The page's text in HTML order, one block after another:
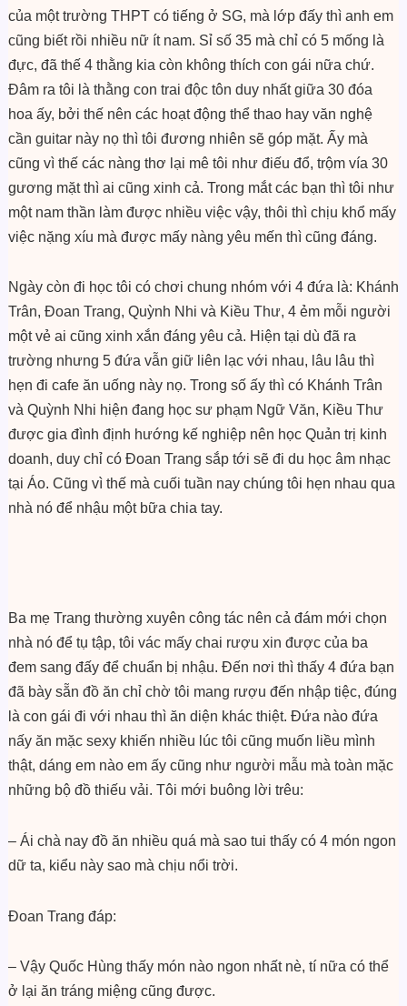
của một trường THPT có tiếng ở SG, mà lớp đấy thì anh em
cũng biết rồi nhiều nữ ít nam. Sỉ số 35 mà chỉ có 5 mống là
đực, đã thế 4 thằng kia còn không thích con gái nữa chứ.
Đâm ra tôi là thằng con trai độc tôn duy nhất giữa 30 đóa
hoa ấy, bởi thế nên các hoạt động thể thao hay văn nghệ
cần guitar này nọ thì tôi đương nhiên sẽ góp mặt. Ấy mà
cũng vì thế các nàng thơ lại mê tôi như điếu đổ, trộm vía 30
gương mặt thì ai cũng xinh cả. Trong mắt các bạn thì tôi như
một nam thần làm được nhiều việc vậy, thôi thì chịu khổ mấy
việc nặng xíu mà được mấy nàng yêu mến thì cũng đáng.
Ngày còn đi học tôi có chơi chung nhóm với 4 đứa là: Khánh
Trân, Đoan Trang, Quỳnh Nhi và Kiều Thư, 4 ẻm mỗi người
một vẻ ai cũng xinh xắn đáng yêu cả. Hiện tại dù đã ra
trường nhưng 5 đứa vẫn giữ liên lạc với nhau, lâu lâu thì
hẹn đi cafe ăn uống này nọ. Trong số ấy thì có Khánh Trân
và Quỳnh Nhi hiện đang học sư phạm Ngữ Văn, Kiều Thư
được gia đình định hướng kế nghiệp nên học Quản trị kinh
doanh, duy chỉ có Đoan Trang sắp tới sẽ đi du học âm nhạc
tại Áo. Cũng vì thế mà cuối tuần nay chúng tôi hẹn nhau qua
nhà nó để nhậu một bữa chia tay.
Ba mẹ Trang thường xuyên công tác nên cả đám mới chọn
nhà nó để tụ tập, tôi vác mấy chai rượu xin được của ba
đem sang đấy để chuẩn bị nhậu. Đến nơi thì thấy 4 đứa bạn
đã bày sẵn đồ ăn chỉ chờ tôi mang rượu đến nhập tiệc, đúng
là con gái đi với nhau thì ăn diện khác thiệt. Đứa nào đứa
nấy ăn mặc sexy khiến nhiều lúc tôi cũng muốn liều mình
thật, dáng em nào em ấy cũng như người mẫu mà toàn mặc
những bộ đồ thiếu vải. Tôi mới buông lời trêu:
– Ái chà nay đồ ăn nhiều quá mà sao tui thấy có 4 món ngon
dữ ta, kiểu này sao mà chịu nổi trời.
Đoan Trang đáp:
– Vậy Quốc Hùng thấy món nào ngon nhất nè, tí nữa có thể
ở lại ăn tráng miệng cũng được.